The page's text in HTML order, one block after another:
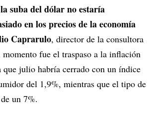
la suba del dólar no estaría
en los precios de la economía
Caprarulo, director de la consultora
fue el traspaso a la inflación
que julio habría cerrado con un índice
del 1,9%, mientras que el tipo de
un 7%.